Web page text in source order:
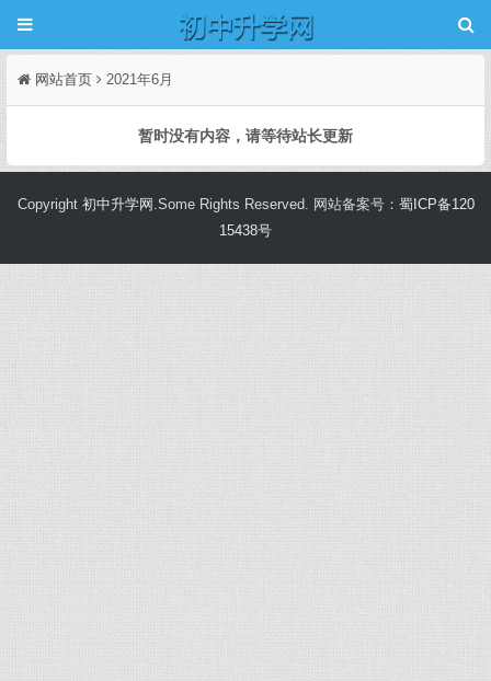
网站首页 2021年6月
暂时没有内容，请等待站长更新
Copyright 初中升学网 .Some Rights Reserved. 网站备案号： 蜀ICP备120
15438号